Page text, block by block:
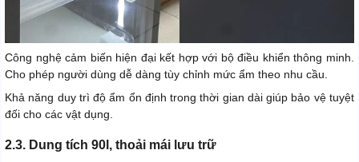
Công nghệ cảm biến hiện đại kết hợp với bộ điều khiển thông minh.
Cho phép người dùng dễ dàng tùy chỉnh mức ẩm theo nhu cầu.
Khả năng duy trì độ ẩm ổn định trong thời gian dài giúp bảo vệ tuyệt
đối cho các vật dụng.
2.3. Dung tích 90l, thoải mái lưu trữ